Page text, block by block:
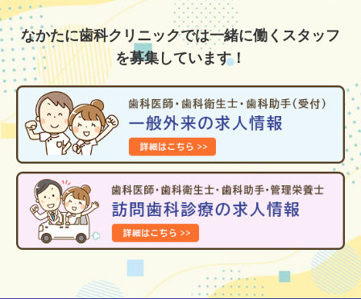
なかたに歯科クリニックでは一緒に働くスタッフ
を募集しています！